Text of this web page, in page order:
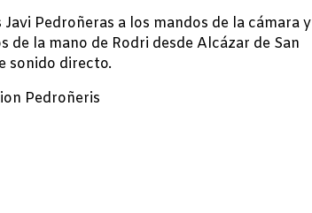
Pedroñeras a los mandos de la cámara y
la mano de Rodri desde Alcázar de San
sonido directo.
Pedroñeris